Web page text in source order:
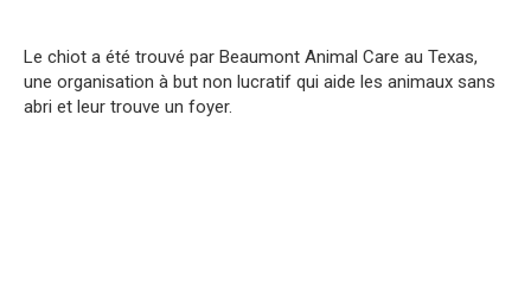
Le chiot a été trouvé par Beaumont Animal Care au Texas,
une organisation à but non lucratif qui aide les animaux sans
abri et leur trouve un foyer.